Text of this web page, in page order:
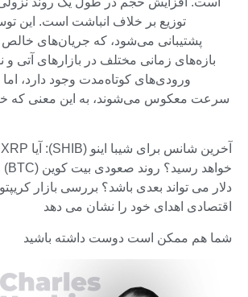
توزیع بر خلاف انباشت است. این
پشتیبانی می‌شود، که جریان‌های خالص
بازه‌های زمانی مختلف در بازارهای آتی
ورودی‌های کوتاه‌مدت وجود دارد،
سرعت معکوس می‌شوند، به این معنی که
دلار می تواند بعدی باشد؟ بررسی بازار کریپتو
اقتصادی اهدای خود را نشان می دهد
شما هم ممکن است دوست داشته باشید